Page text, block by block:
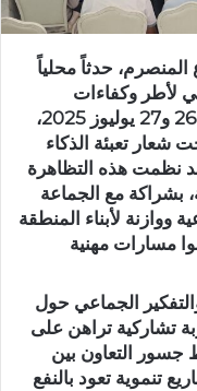
حدثاً محلياً
لأطر وكفاءات
الزراردة”، وذلك يومي السبت والأحد 26 و27 يوليوز 2025،
شعار تعبئة الذكاء
نظمت هذه التظاهرة
بشراكة مع الجماعة
ووازنة لأبناء المنطقة
مسارات مهنية
الجماعي حول
تشاركية تراهن على
جسور التعاون بين
تنموية تعود بالنفع